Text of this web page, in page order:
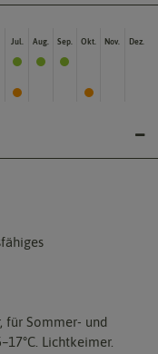
Jul. Aug. Sep. Okt. Nov. Dez.
für Sommer- und
Lichtkeimer.